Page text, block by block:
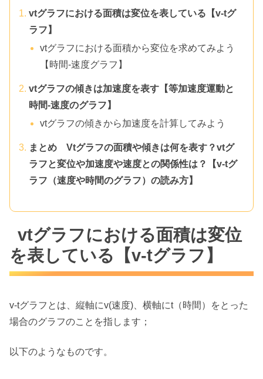
vtグラフにおける面積は変位を表している【v-tグ
ラフ】
vtグラフにおける面積から変位を求めてみよう
【時間-速度グラフ】
vtグラフの傾きは加速度を表す【等加速度運動と
時間-速度のグラフ】
vtグラフの傾きから加速度を計算してみよう
まとめ Vtグラフの面積や傾きは何を表す？vtグ
ラフと変位や加速度や速度との関係性は？【v-tグ
ラフ（速度や時間のグラフ）の読み方】
vtグラフにおける面積は変位
を表している【v-tグラフ】
v-tグラフとは、縦軸にv(速度)、横軸にt（時間）をとった
場合のグラフのことを指します；
以下のようなものです。